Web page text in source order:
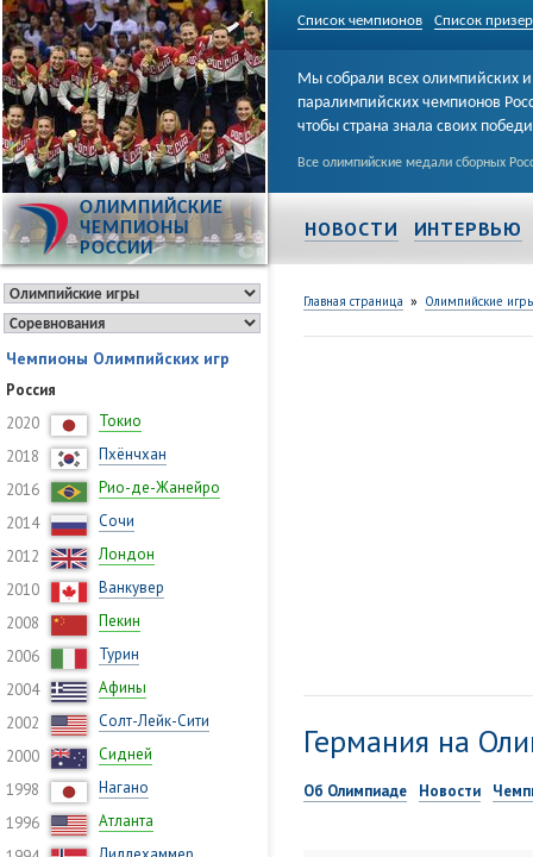
Список чемпионов Список
ОЛИМПИЙСКИЕ
ЧЕМПИОНЫ
РОССИИ
Мы собрали всех олимпийских и
паралимпийских чемпионов
чтобы страна знала своих
Все олимпийские медали сборных
НОВОСТИ ИНТЕРВЬЮ
Чемпионы Олимпийских игр
Россия
2020
Токио
2018
Пхёнчхан
2016
Рио-де-Жанейро
2014
Сочи
2012
Лондон
2010
Ванкувер
2008
Пекин
2006
Турин
2004
Афины
2002
Солт-Лейк-Сити
2000
Сидней
1998
Нагано
1996
Атланта
Главная страница » Олимпийские
Германия на
Об Олимпиаде Новости